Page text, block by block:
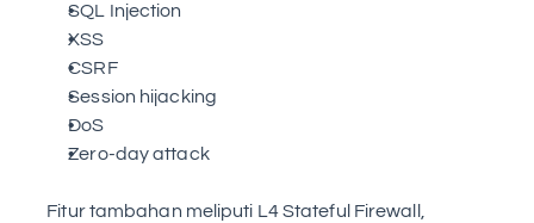
SQL Injection
XSS
CSRF
Session hijacking
DoS
Zero-day attack
Fitur tambahan meliputi L4 Stateful Firewall,